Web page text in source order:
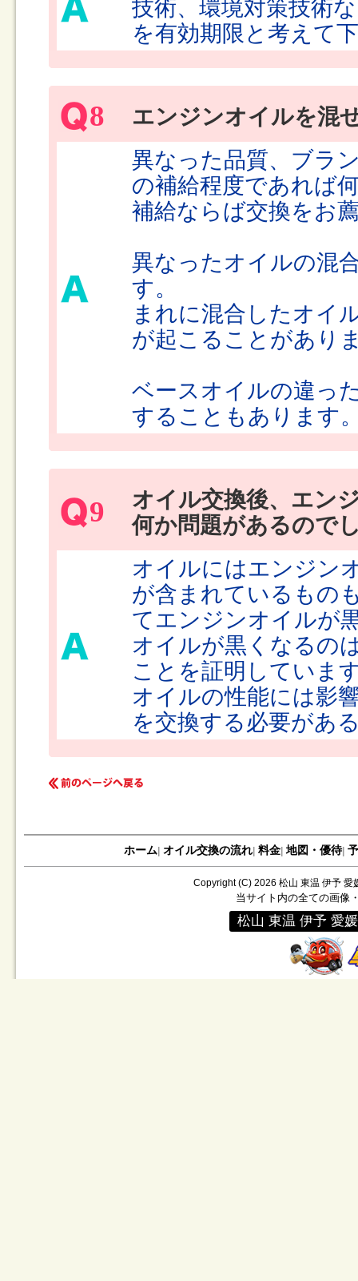
技術、環境対策技術
を有効期限と考えて
8
エンジンオイルを混
異なった品質、ブラ
の補給程度であれば
補給ならば交換をお
異なったオイルの混
す。
まれに混合したオイ
が起こることがあり
ベースオイルの違っ
することもあります
9
オイル交換後、エン
何か問題があるので
オイルにはエンジン
が含まれているもの
てエンジンオイルが
オイルが黒くなるの
ことを証明していま
オイルの性能には影
を交換する必要があ
ホーム| オイル交換の流れ| 料金| 地図・優待|
Copyright (C) 2026 松山 東温 伊予 愛
当サイト内の全ての画像
松山 東温 伊予 愛